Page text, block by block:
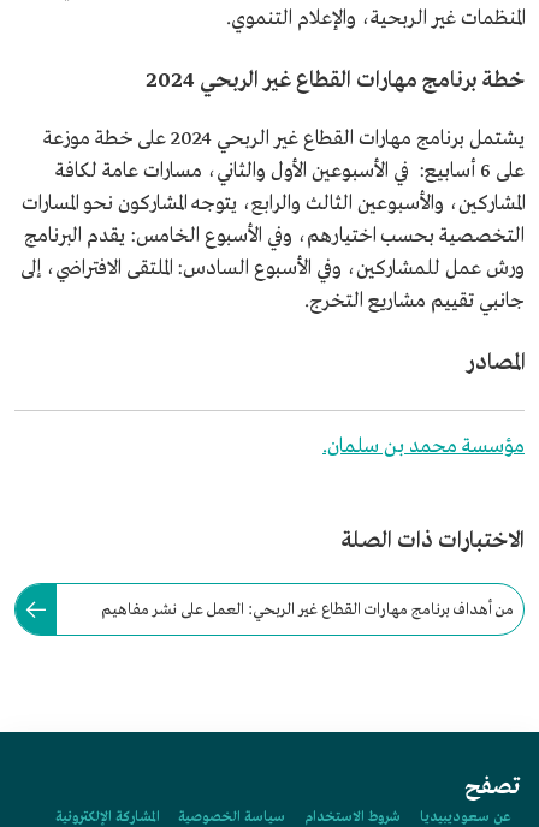
المنظمات غير الربحية، والإعلام التنموي.
خطة برنامج مهارات القطاع غير الربحي 2024
يشتمل برنامج مهارات القطاع غير الربحي 2024 على خطة موزعة
على 6 أسابيع: في الأسبوعين الأول والثاني، مسارات عامة لكافة
المشاركين، والأسبوعين الثالث والرابع، يتوجه المشاركون نحو المسارات
التخصصية بحسب اختيارهم، وفي الأسبوع الخامس: يقدم البرنامج
ورش عمل للمشاركين، وفي الأسبوع السادس: الملتقى الافتراضي، إلى
جانبي تقييم مشاريع التخرج.
المصادر
مؤسسة محمد بن سلمان.
الاختبارات ذات الصلة
من أهداف برنامج مهارات القطاع غير الربحي: العمل على نشر مفاهيم
تصفح
عن سعوديبيديا شروط الاستخدام سياسة الخصوصية المشاركة الإلكترونية